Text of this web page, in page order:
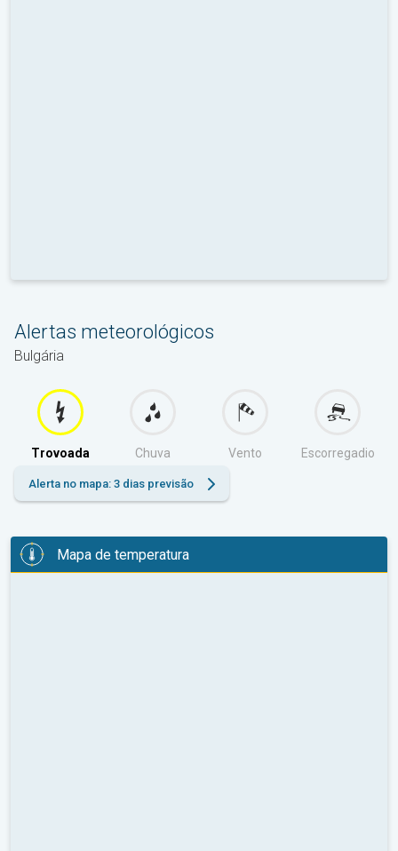
Alertas meteorológicos
Bulgária
Trovoada Chuva Vento Escorregadio
Alerta no mapa: 3 dias previsão
Mapa de temperatura